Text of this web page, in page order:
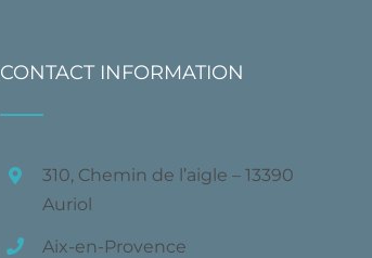
CONTACT INFORMATION
310, Chemin de l’aigle – 13390
Auriol
Aix-en-Provence